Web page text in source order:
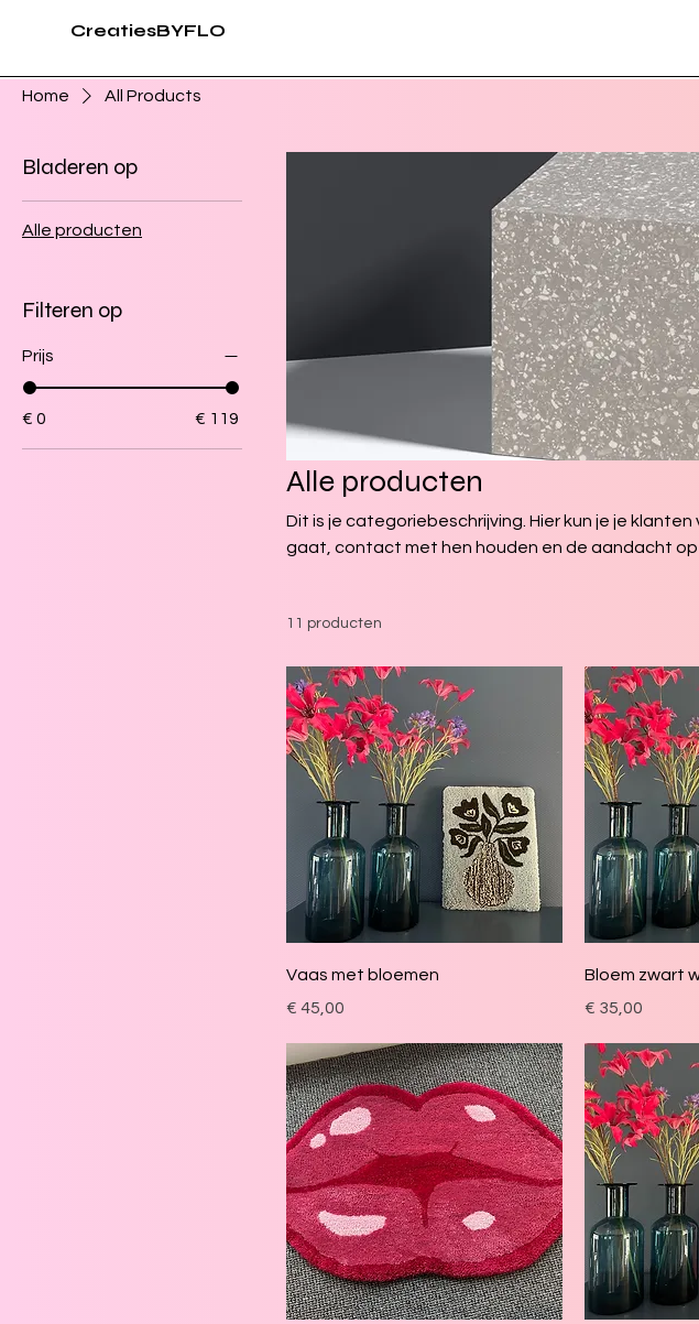
CreatiesBYFLO
Home All Products
Bladeren op
Alle producten
Filteren op
Prijs
€ 0 € 119
Alle producten
Dit is je categoriebeschrijving. Hier kun je je
gaat, contact met hen houden en de aandacht
11 producten
Vaas met bloemen
Prijs
€ 45,00
Bloem zwart
Prijs
€ 35,00